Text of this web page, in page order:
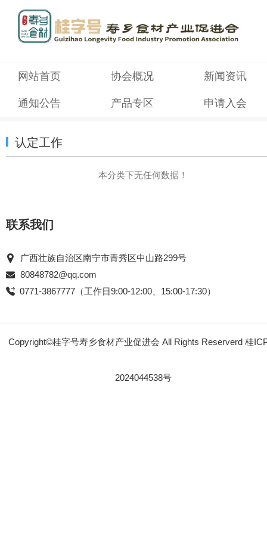
网站首页 协会概况 新闻资讯
通知公告 产品专区 申请入会
认定工作
本分类下无任何数据！
联系我们
广西壮族自治区南宁市青秀区中山路299号
80848782@qq.com
0771-3867777（工作日9:00-12:00、15:00-17:30）
Copyright©桂字号寿乡食材产业促进会 All Rights Reserverd 桂
2024044538号